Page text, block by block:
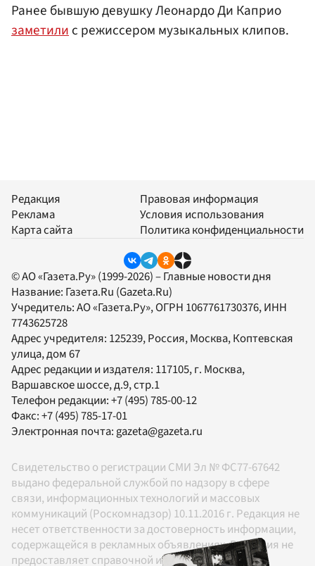
Ранее бывшую девушку Леонардо Ди Каприо
заметилис режиссером музыкальных клипов.
Редакция
Реклама
Карта сайта
Правовая информация
Условия использования
Политика конфиденциальности
© АО «Газета.Ру» (1999-2026) – Главные новости дня
Название: Газета.Ru (Gazeta.Ru)
Учредитель:АО «Газета.Ру», ОГРН 1067761730376, ИНН
7743625728
Адрес учредителя: 125239, Россия, Москва, Коптевская
улица, дом 67
Адрес редакции и издателя: 117105, г. Москва,
Варшавское шоссе, д.9, стр.1
Телефон редакции:+7 (495) 785-00-12
Факс:+7 (495) 785-17-01
Электронная почта:gazeta@gazeta.ru
Свидетельство о регистрации СМИ Эл № ФС77-67642
выдано федеральной службой по надзору в сфере
связи, информационных технологий и массовых
коммуникаций (Роскомнадзор) 10.11.2016 г. Редакция не
несет ответственности за достоверность информации,
содержащейся в рекламных объявлениях. Редакция не
предоставляет справочной информации.